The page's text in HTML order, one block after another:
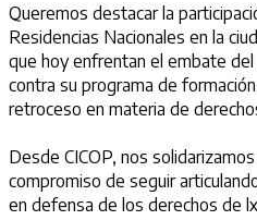
Queremos destacar la
Residencias Nacionales en la
que hoy enfrentan el embate
contra su programa de
retroceso en materia de
Desde CICOP, nos
compromiso de seguir
en defensa de los derechos de